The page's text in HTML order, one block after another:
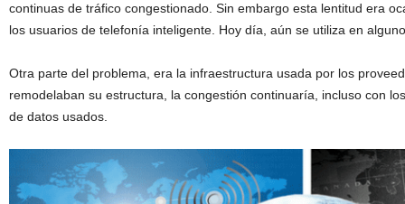
continuas de tráfico congestionado. Sin embargo esta lentitud era
los usuarios de telefonía inteligente. Hoy día, aún se utiliza en
Otra parte del problema, era la infraestructura usada por los
remodelaban su estructura, la congestión continuaría, incluso con
de datos usados.